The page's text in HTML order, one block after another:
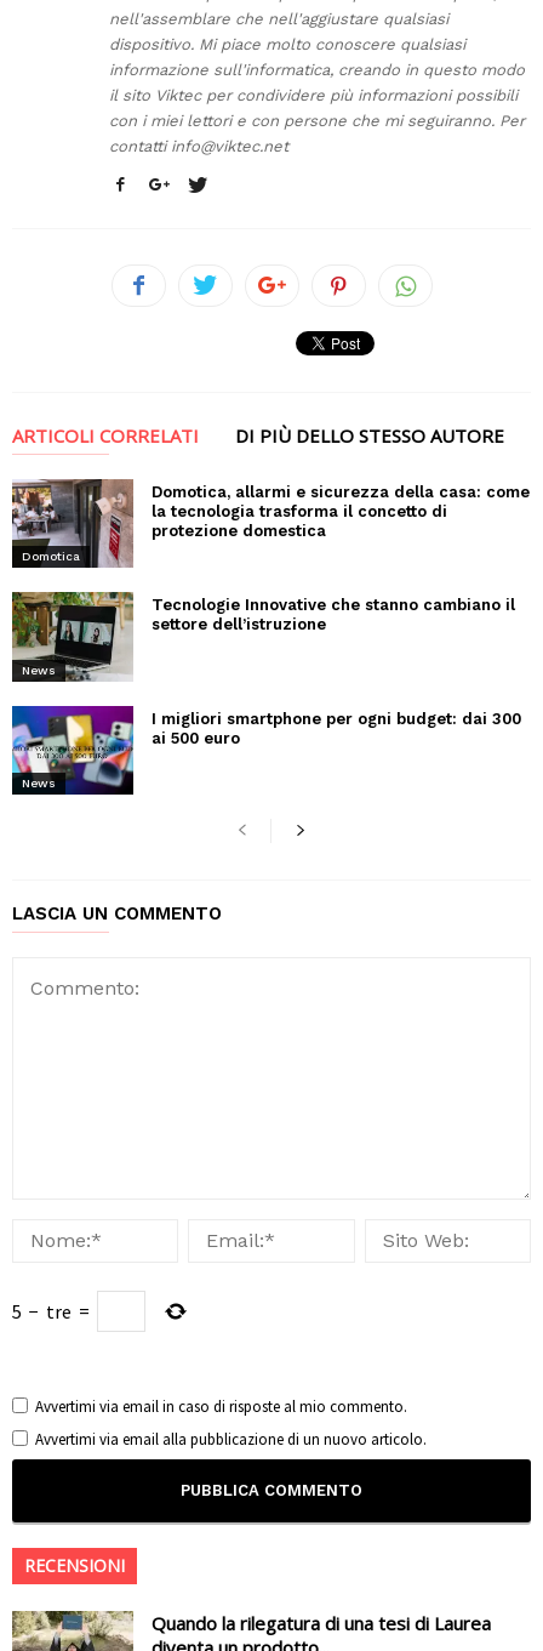
nell'assemblare che nell'aggiustare qualsiasi
dispositivo. Mi piace molto conoscere qualsiasi
informazione sull'informatica, creando in questo modo
il sito Viktec per condividere più informazioni possibili
con i miei lettori e con persone che mi seguiranno. Per
contatti info@viktec.net
ARTICOLI CORRELATI DI PIÙ DELLO STESSO AUTORE
Domotica
Domotica, allarmi e sicurezza della casa: come
la tecnologia trasforma il concetto di
protezione domestica
News
Tecnologie Innovative che stanno cambiano il
settore dell’istruzione
News
I migliori smartphone per ogni budget: dai 300
ai 500 euro
LASCIA UN COMMENTO
5 − tre =
Avvertimi via email in caso di risposte al mio commento.
Avvertimi via email alla pubblicazione di un nuovo articolo.
RECENSIONI
Quando la rilegatura di una tesi di Laurea